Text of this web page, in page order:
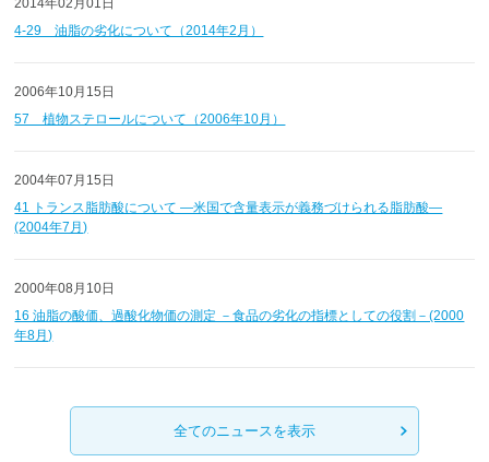
全てのニュースを表示
2014年02月01日
4-29 油脂の劣化について（2014年2月）
2006年10月15日
57 植物ステロールについて（2006年10月）
2004年07月15日
41 トランス脂肪酸について ―米国で含量表示が義務づけられる脂肪酸―
(2004年7月)
2000年08月10日
16 油脂の酸価、過酸化物価の測定 －食品の劣化の指標としての役割－(2000
年8月)